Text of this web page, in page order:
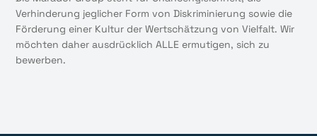
Verhinderung jeglicher Form von Diskriminierung sowie die
Förderung einer Kultur der Wertschätzung von Vielfalt. Wir
möchten daher ausdrücklich ALLE ermutigen, sich zu
bewerben.